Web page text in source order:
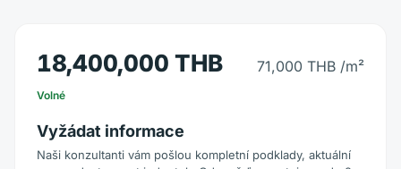
18,400,000 THB 71,000 THB /m²
Volné
Vyžádat informace
Naši konzultanti vám pošlou kompletní podklady, aktuální